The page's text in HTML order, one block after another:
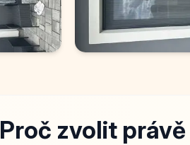
Proč zvolit